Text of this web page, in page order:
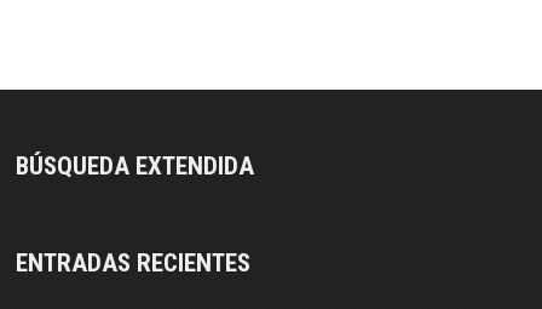
BÚSQUEDA EXTENDIDA
ENTRADAS RECIENTES